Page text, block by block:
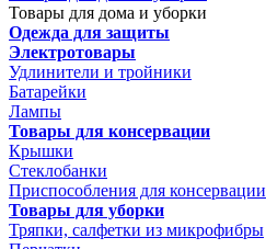
Товары для дома и уборки
Одежда для защиты
Электротовары
Удлинители и тройники
Батарейки
Лампы
Товары для консервации
Крышки
Стеклобанки
Приспособления для консервации
Товары для уборки
Тряпки, салфетки из микрофибры